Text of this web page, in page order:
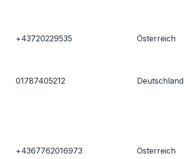
+43720229535 Österreich
01787405212 Deutschland
+4367762016973 Österreich